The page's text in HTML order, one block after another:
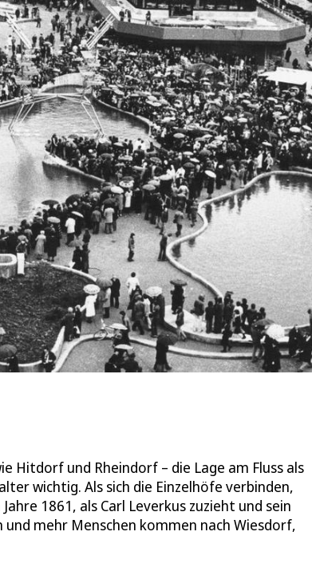
Hitdorf und Rheindorf – die Lage am Fluss als
wichtig. Als sich die Einzelhöfe verbinden,
1861, als Carl Leverkus zuzieht und sein
mehr Menschen kommen nach Wiesdorf,